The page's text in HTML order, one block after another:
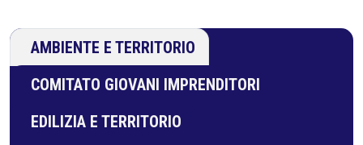
AMBIENTE E TERRITORIO
COMITATO GIOVANI IMPRENDITORI
EDILIZIA E TERRITORIO